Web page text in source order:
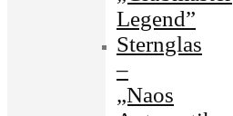
Legend”
Sternglas
–
„Naos